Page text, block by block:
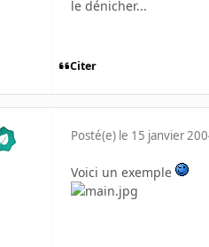
le dénicher...
Citer
Posté(e) le 15 janvier
Voici un exemple